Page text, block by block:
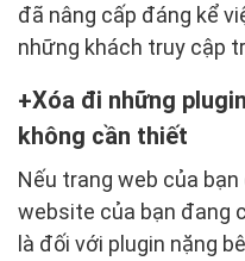
đã nâng cấp đáng kể
những khách truy cập
Xóa đi những
không cần thiết
Nếu trang web của
website của bạn đang
là đối với plugin nặng